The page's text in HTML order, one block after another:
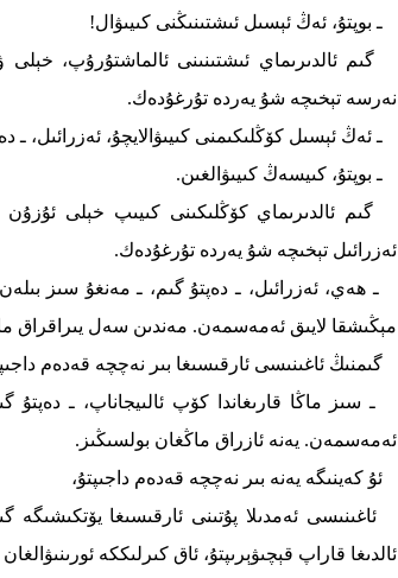
ـ بوپتۇ، ئەڭ ئېسىل ئىشتىنىڭنى كىيىۋال!
گىم ئالدىرىماي ئىشتىنىنى ئالماشتۇرۇپ، خېلى
نەرسە تېخىچە شۇ يەردە تۇرغۇدەك.
ـ ئەڭ ئېسىل كۆڭلىكىمنى كىيىۋالايچۇ، ئەزرائىل، ـ
ـ بوپتۇ، كىيسەڭ كىيىۋالغىن.
گىم ئالدىرىماي كۆڭلىكىنى كىيىپ خېلى ئۇزۇن
ئەزرائىل تېخىچە شۇ يەردە تۇرغۇدەك.
ـ ھەي، ئەزرائىل، ـ دەپتۇ گىم، ـ مەنغۇ سىز
مېڭىشقا لايىق ئەمەسمەن. مەندىن سەل يىراقراق
گىمنىڭ ئاغىنىسى ئارقىسىغا بىر نەچچە قەدەم
ـ سىز ماڭا قارىغاندا كۆپ ئالىيجاناپ، ـ دەپتۇ
ئەمەسمەن. يەنە ئازراق ماڭغان بولسىڭىز.
ئۇ كەينىگە يەنە بىر نەچچە قەدەم داجىپتۇ،
ئاغىنىسى ئەمدىلا پۇتىنى ئارقىسىغا يۆتكىشىگە
ئالدىغا قاراپ قېچىۋېرىپتۇ، ئاق كىرلىككە